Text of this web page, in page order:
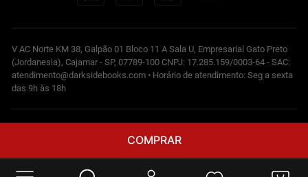
COMPRAR
V AC Norte KM 38, Galpão 01 Bloco 11 A Sala U, Empresarial Gato Preto
(Jordanesia), Cajamar - SP, 07789-100 CNPJ: 17.285.159/0003-64 - SAC:
atendimento@darksidebooks.com • Horário de atendimento: Seg a sexta
das 9h às 18h